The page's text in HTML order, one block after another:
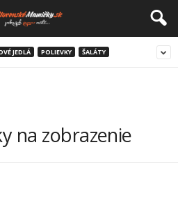
JEDLÁ POLIEVKY ŠALÁTY
na zobrazenie